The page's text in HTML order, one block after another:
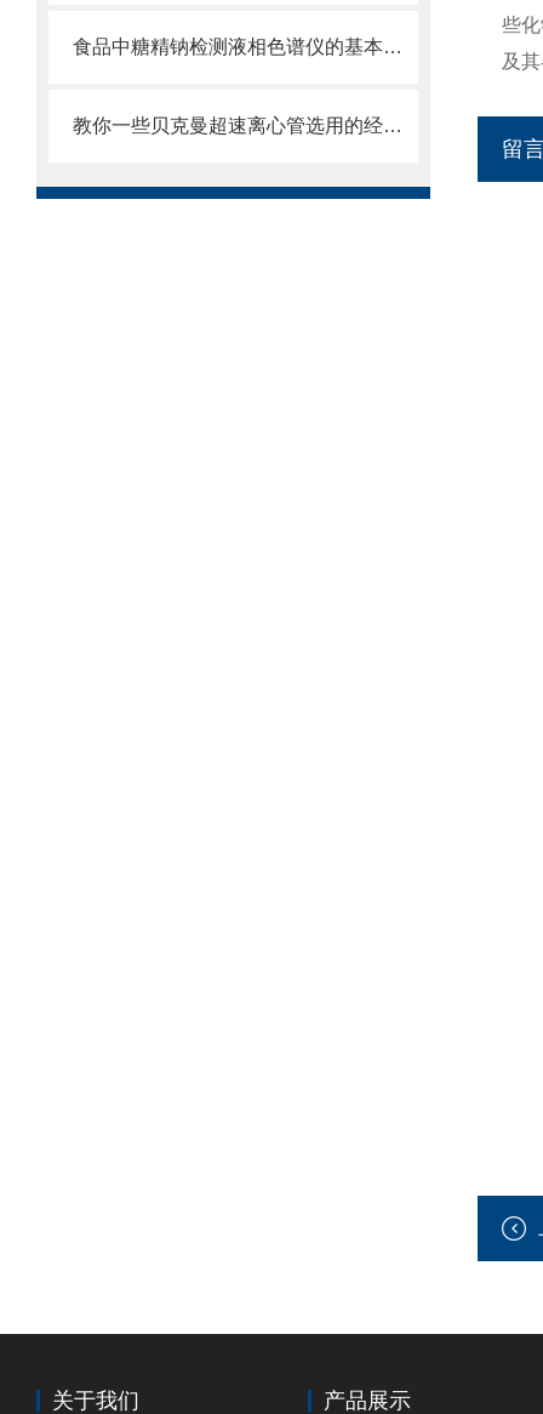
食品中糖精钠检测液相色谱仪的基本功能
教你一些贝克曼超速离心管选用的经验技巧
些
及
留
关于我们 产品展示